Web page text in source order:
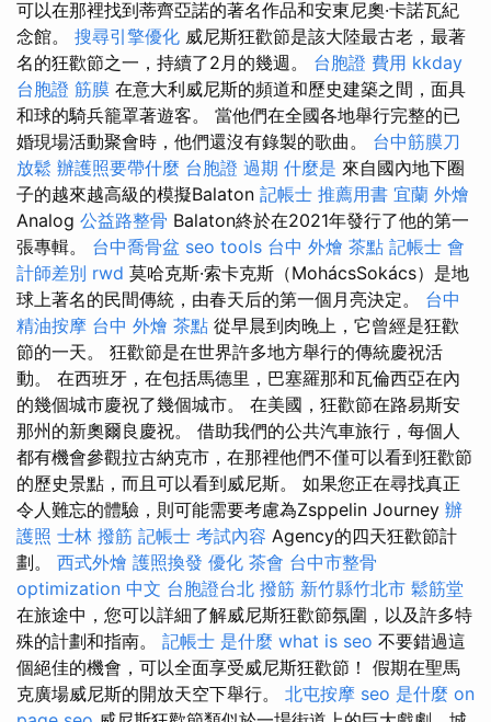
可以在那裡找到蒂齊亞諾的著名作品和安東尼奧·卡諾瓦紀
念館。 搜尋引擎優化 威尼斯狂歡節是該大陸最古老，最著
名的狂歡節之一，持續了2月的幾週。 台胞證 費用 kkday
台胞證 筋膜 在意大利威尼斯的頻道和歷史建築之間，面具
和球的騎兵籠罩著遊客。 當他們在全國各地舉行完整的已
婚現場活動聚會時，他們還沒有錄製的歌曲。 台中筋膜刀
放鬆 辦護照要帶什麼 台胞證 過期 什麼是 來自國內地下圈
子的越來越高級的模擬Balaton 記帳士 推薦用書 宜蘭 外燴
Analog 公益路整骨 Balaton終於在2021年發行了他的第一
張專輯。 台中喬骨盆 seo tools 台中 外燴 茶點 記帳士 會
計師差別 rwd 莫哈克斯·索卡克斯（MohácsSokács）是地
球上著名的民間傳統，由春天后的第一個月亮決定。 台中
精油按摩 台中 外燴 茶點 從早晨到肉晚上，它曾經是狂歡
節的一天。 狂歡節是在世界許多地方舉行的傳統慶祝活
動。 在西班牙，在包括馬德里，巴塞羅那和瓦倫西亞在內
的幾個城市慶祝了幾個城市。 在美國，狂歡節在路易斯安
那州的新奧爾良慶祝。 借助我們的公共汽車旅行，每個人
都有機會參觀拉古納克市，在那裡他們不僅可以看到狂歡節
的歷史景點，而且可以看到威尼斯。 如果您正在尋找真正
令人難忘的體驗，則可能需要考慮為Zsppelin Journey 辦
護照 士林 撥筋 記帳士 考試內容 Agency的四天狂歡節計
劃。 西式外燴 護照換發 優化 茶會 台中市整骨
optimization 中文 台胞證台北 撥筋 新竹縣竹北市 鬆筋堂
在旅途中，您可以詳細了解威尼斯狂歡節氛圍，以及許多特
殊的計劃和指南。 記帳士 是什麼 what is seo 不要錯過這
個絕佳的機會，可以全面享受威尼斯狂歡節！ 假期在聖馬
克廣場威尼斯的開放天空下舉行。 北屯按摩 seo 是什麼 on